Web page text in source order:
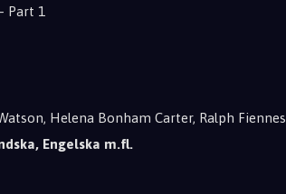
Part 1
Helena Bonham Carter, Ralph Fiennes
Engelska m.fl.